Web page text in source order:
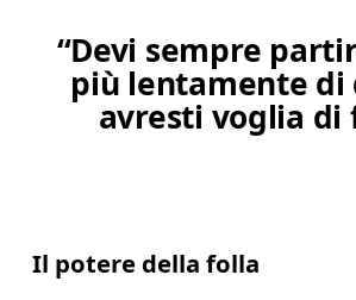
“Devi sempre
più lentamente di
avresti voglia di
Il potere della folla